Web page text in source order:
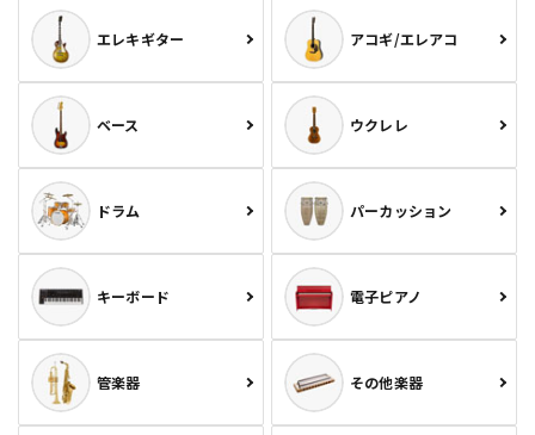
エレキギター アコギ/エレアコ
ベース ウクレレ
ドラム パーカッション
キーボード 電子ピアノ
管楽器 その他楽器